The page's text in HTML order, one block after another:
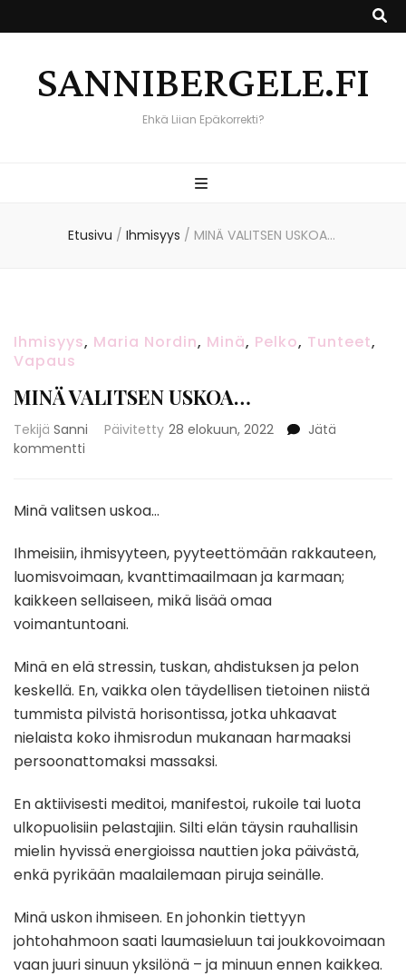
SANNIBERGELE.FI
Ehkä Liian Epäkorrekti?
Etusivu / Ihmisyys / MINÄ VALITSEN USKOA…
Ihmisyys, Maria Nordin, Minä, Pelko, Tunteet,
Vapaus
MINÄ VALITSEN USKOA…
Tekijä Sanni Päivitetty 28 elokuun, 2022
Jätä
kommentti
USKOA…
Minä valitsen uskoa…
Ihmeisiin, ihmisyyteen, pyyteettömään rakkauteen,
luomisvoimaan, kvanttimaailmaan ja karmaan;
kaikkeen sellaiseen, mikä lisää omaa
voimantuntoani.
Minä en elä stressin, tuskan, ahdistuksen ja pelon
keskellä. En, vaikka olen täydellisen tietoinen niistä
tummista pilvistä horisontissa, jotka uhkaavat
nielaista koko ihmisrodun mukanaan harmaaksi
persoonattomaksi massaksi.
En aktiivisesti meditoi, manifestoi, rukoile tai luota
ulkopuolisiin pelastajiin. Silti elän täysin rauhallisin
mielin hyvissä energioissa nauttien joka päivästä,
enkä pyrikään maalailemaan piruja seinälle.
Minä uskon ihmiseen. En johonkin tiettyyn
johtohahmoon saati laumasieluun tai joukkovoimaan
vaan juuri sinuun yksilönä – ja minuun ennen kaikkea.